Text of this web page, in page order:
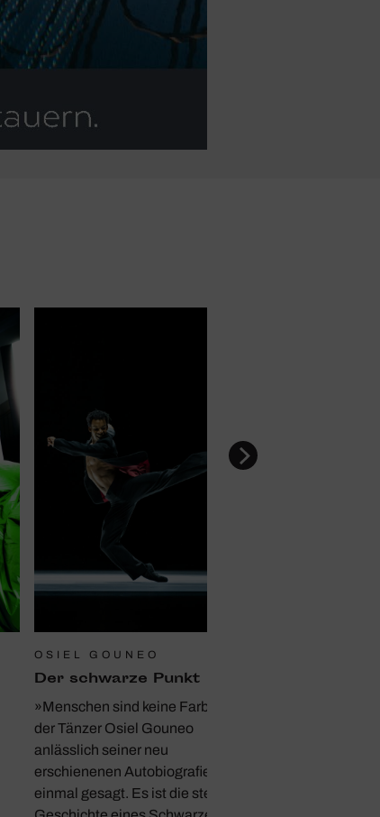
OSIEL GOUNEO
Der schwarze Punkt
»Menschen sind keine Farbe« hat
der Tänzer Osiel Gouneo
anlässlich seiner neu
erschienenen Autobiografie
einmal gesagt. Es ist die steinige